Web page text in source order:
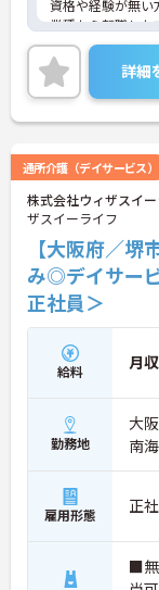
資格や経験が無い
業種から転職した
指導、マシンサポ
負担も少なめです
日あり、ワークラ
叶います。ご興味
など、さらに詳細
詳細
通所介護（デイサービス）
株式会社ウィザスイ
ザスイーライフ
【大阪府／
み◎デイサー
正社員＞
給料 月収
勤務地
大
南
雇用形態 正
■